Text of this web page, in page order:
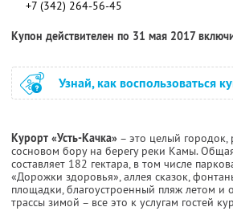
+7 (342) 264-56-45
Купон действителен по 31 мая 2017
Узнай, как воспользоваться
Курорт «Усть-Качка» – это целый
сосновом бору на берегу реки Камы.
составляет 182 гектара, в том числе
«Дорожки здоровья», аллея сказок,
площадки, благоустроенный пляж летом и
трассы зимой – все это к услугам гостей